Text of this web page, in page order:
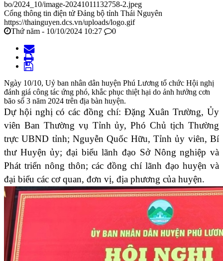
bo/2024_10/image-20241011132758-2.jpeg
Cổng thông tin điện tử Đảng bộ tỉnh Thái Nguyên
https://thainguyen.dcs.vn/uploads/logo.gif
Thứ năm - 10/10/2024 10:27
0
Ngày 10/10, Uỷ ban nhân dân huyện Phú Lương tổ chức Hội nghị
đánh giá công tác ứng phó, khắc phục thiệt hại do ảnh hưởng cơn
bão số 3 năm 2024 trên địa bàn huyện.
Dự hội nghị có các đồng chí: Đặng Xuân Trường, Ủy
viên Ban Thường vụ Tỉnh ủy, Phó Chủ tịch Thường
trực UBND tỉnh; Nguyễn Quốc Hữu, Tỉnh ủy viên, Bí
thư Huyện ủy; đại biểu lãnh đạo Sở Nông nghiệp và
Phát triển nông thôn; các đồng chí lãnh đạo huyện và
đại biểu các cơ quan, đơn vị, địa phương của huyện.